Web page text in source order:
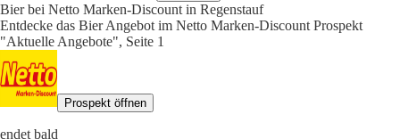
Bier bei Netto Marken-Discount in Regenstauf
Entdecke das Bier Angebot im Netto Marken-Discount Prospekt
"Aktuelle Angebote", Seite 1
Prospekt öffnen
endet bald